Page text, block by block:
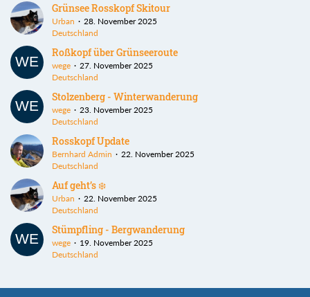
Grünsee Rosskopf Skitour
Urban
28. November 2025
Deutschland
Roßkopf über Grünseeroute
wege
27. November 2025
Deutschland
Stolzenberg - Winterwanderung
wege
23. November 2025
Deutschland
Rosskopf Update
Bernhard Admin
22. November 2025
Deutschland
Auf geht’s ❄️
Urban
22. November 2025
Deutschland
Stümpfling - Bergwanderung
wege
19. November 2025
Deutschland